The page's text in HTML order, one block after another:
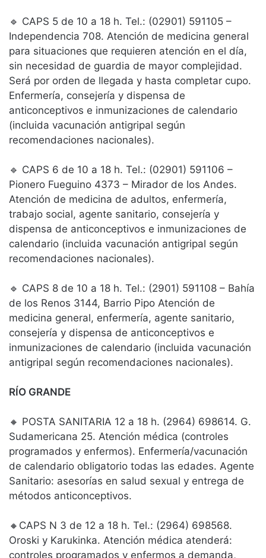
🔹 CAPS 5 de 10 a 18 h. Tel.: (02901) 591105 –
Independencia 708. Atención de medicina general
para situaciones que requieren atención en el día,
sin necesidad de guardia de mayor complejidad.
Será por orden de llegada y hasta completar cupo.
Enfermería, consejería y dispensa de
anticonceptivos e inmunizaciones de calendario
(incluida vacunación antigripal según
recomendaciones nacionales).
🔹 CAPS 6 de 10 a 18 h. Tel.: (02901) 591106 –
Pionero Fueguino 4373 – Mirador de los Andes.
Atención de medicina de adultos, enfermería,
trabajo social, agente sanitario, consejería y
dispensa de anticonceptivos e inmunizaciones de
calendario (incluida vacunación antigripal según
recomendaciones nacionales).
🔹 CAPS 8 de 10 a 18 h. Tel.: (2901) 591108 – Bahía
de los Renos 3144, Barrio Pipo Atención de
medicina general, enfermería, agente sanitario,
consejería y dispensa de anticonceptivos e
inmunizaciones de calendario (incluida vacunación
antigripal según recomendaciones nacionales).
RÍO GRANDE
🔸 POSTA SANITARIA 12 a 18 h. (2964) 698614. G.
Sudamericana 25. Atención médica (controles
programados y enfermos). Enfermería/vacunación
de calendario obligatorio todas las edades. Agente
Sanitario: asesorías en salud sexual y entrega de
métodos anticonceptivos.
🔸CAPS N 3 de 12 a 18 h. Tel.: (2964) 698568.
Oroski y Karukinka. Atención médica atenderá:
controles programados y enfermos a demanda,